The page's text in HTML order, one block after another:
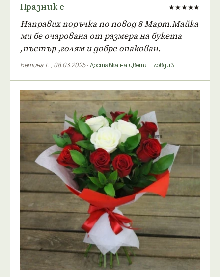
Празник е ★★★★★
Направих поръчка по повод 8 Март.Майка
ми бе очарована от размера на букета
,пъстър ,голям и добре опакован.
Бетина Т. , 08.03.2025· Доставка на цветя Пловдив